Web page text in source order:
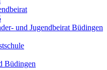
und Jugendbeirat Büdingen
Büdingen